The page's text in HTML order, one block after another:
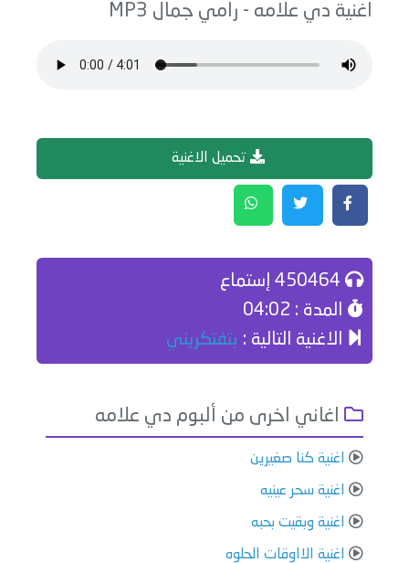
اغنية دي علامه - رامي جمال
تحميل الاغنية
المدة : 04:02
الاغنية التالية : ⁠بتفتكريني
اغاني اخرى من ألبوم دي علامه
اغنية كنا صغيرين
اغنية سحر عينيه
اغنية وبقيت بحبه
اغنية الااوقات الحلوه